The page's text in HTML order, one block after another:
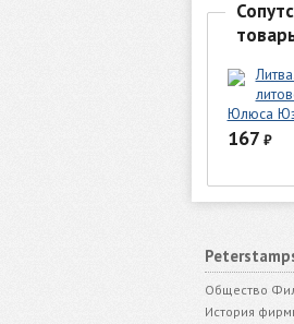
Юлюса
167 ₽
Общество
История